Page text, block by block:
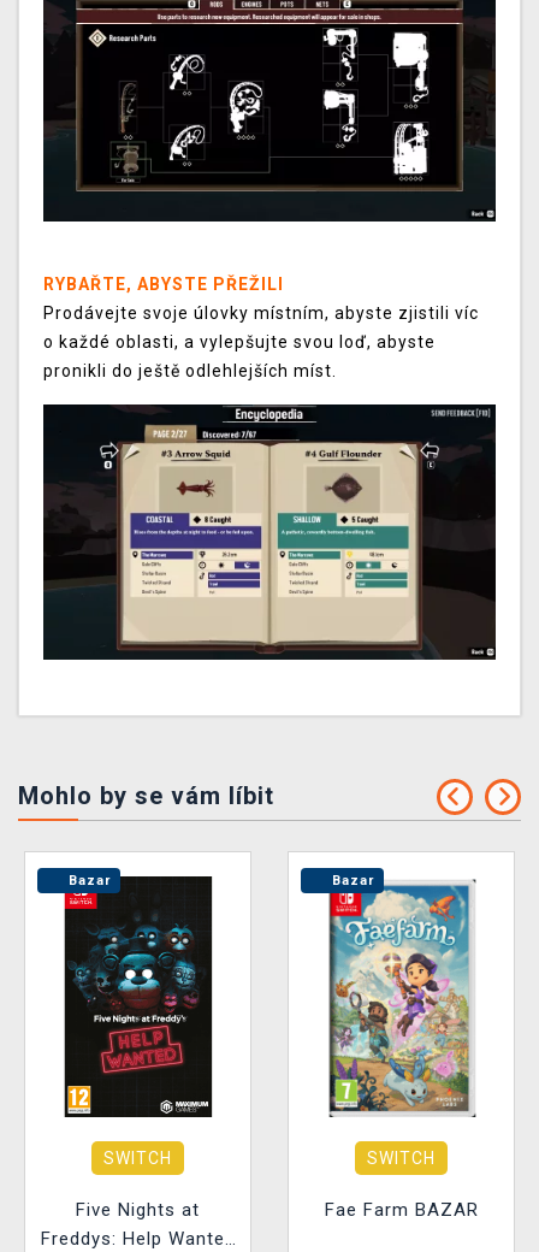
RYBAŘTE, ABYSTE PŘEŽILI
Prodávejte svoje úlovky místním, abyste zjistili víc
o každé oblasti, a vylepšujte svou loď, abyste
pronikli do ještě odlehlejších míst.
Mohlo by se vám líbit
Bazar
SWITCH
Five Nights at
Freddys: Help Wanted
Bazar
SWITCH
Fae Farm BAZAR